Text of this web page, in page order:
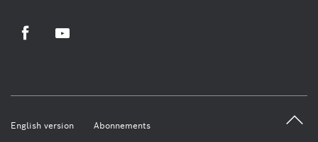
English version Abonnements